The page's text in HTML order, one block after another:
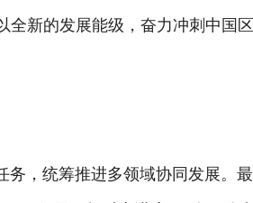
新的发展能级，奋力冲刺中国区
，统筹推进多领域协同发展。